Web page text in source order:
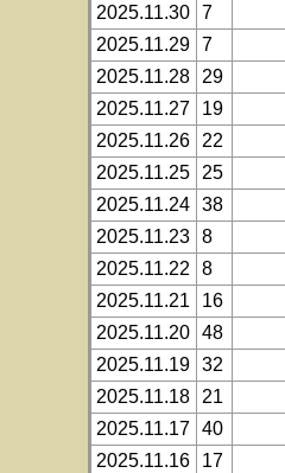
2025.11.30 7
2025.11.29 7
2025.11.28
29
2025.11.27
19
2025.11.26
22
2025.11.25
25
2025.11.24 38
2025.11.23 8
2025.11.22
8
2025.11.21
16
2025.11.20 48
2025.11.19 32
2025.11.18
21
2025.11.17 40
2025.11.16
17